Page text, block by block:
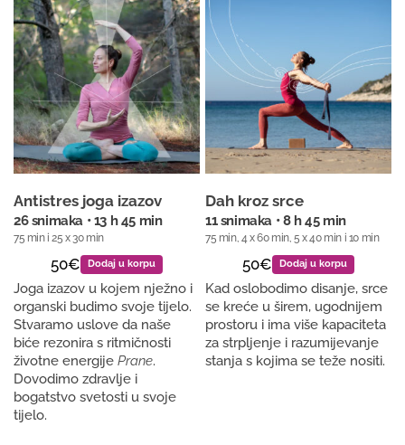
Antistres joga izazov
26 snimaka • 13 h 45 min
75 min i 25 x 30 min
50€ Dodaj u korpu
Joga izazov u kojem nježno i
organski budimo svoje tijelo.
Stvaramo uslove da naše
biće rezonira s ritmičnosti
životne energije Prane.
Dovodimo zdravlje i
bogatstvo svetosti u svoje
tijelo.
Dah kroz srce
11 snimaka • 8 h 45 min
75 min, 4 x 60 min, 5 x 40 min i 10 min
50€ Dodaj u korpu
Kad oslobodimo disanje, srce
se kreće u širem, ugodnijem
prostoru i ima više kapaciteta
za strpljenje i razumijevanje
stanja s kojima se teže nositi.